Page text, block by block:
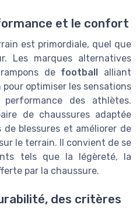
et le confort
est primordiale, quel que
Les marques alternatives
de football alliant
optimiser les sensations
des athlètes.
de chaussures adaptée
blessures et améliorer de
le terrain. Il convient de se
tels que la légèreté, la
par la chaussure.
des critères